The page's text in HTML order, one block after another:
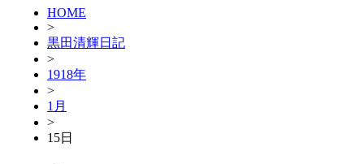
HOME
>
黒田清輝日記
>
1918年
>
1月
>
15日